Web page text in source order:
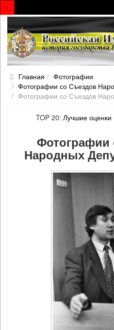
Главная
Фотографии
Фотографии со Съездов
Фотографии со Съездов
TOP 20: Лучшие оценки
Фотографии
Народных